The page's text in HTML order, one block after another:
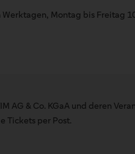
Werktagen, Montag bis Freitag
AG & Co. KGaA und deren
Tickets per Post.